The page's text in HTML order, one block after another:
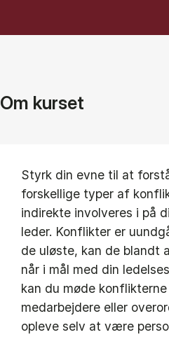
Om kurset
Styrk din evne til at
forskellige typer af
indirekte involveres i på
leder. Konflikter er
de uløste, kan de blandt
når i mål med din
kan du møde
medarbejdere eller
opleve selv at være